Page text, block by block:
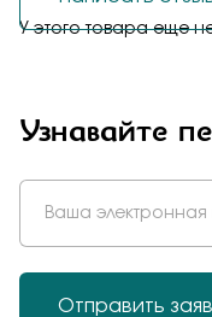
У этого товара еще
Узнавайте
Отправить